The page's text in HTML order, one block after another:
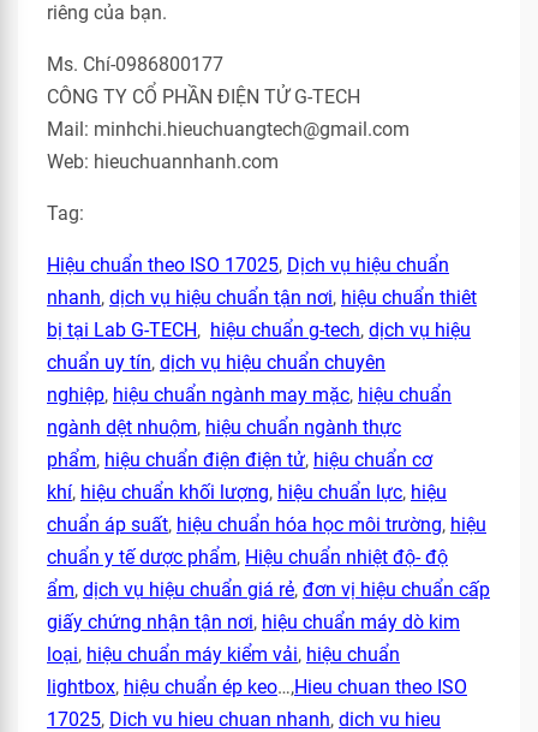
riêng của bạn.
Ms. Chí-0986800177
CÔNG TY CỔ PHẦN ĐIỆN TỬ G-TECH
Mail: minhchi.hieuchuangtech@gmail.com
Web: hieuchuannhanh.com
Tag:
Hiệu chuẩn theo ISO 17025, Dịch vụ hiệu chuẩn
nhanh, dịch vụ hiệu chuẩn tận nơi, hiệu chuẩn thiêt
bị tại Lab G-TECH, hiệu chuẩn g-tech, dịch vụ hiệu
chuẩn uy tín, dịch vụ hiệu chuẩn chuyên
nghiệp, hiệu chuẩn ngành may mặc, hiệu chuẩn
ngành dệt nhuộm, hiệu chuẩn ngành thực
phẩm, hiệu chuẩn điện điện tử, hiệu chuẩn cơ
khí, hiệu chuẩn khối lượng, hiệu chuẩn lực, hiệu
chuẩn áp suất, hiệu chuẩn hóa học môi trường, hiệu
chuẩn y tế dược phẩm, Hiệu chuẩn nhiệt độ- độ
ẩm, dịch vụ hiệu chuẩn giá rẻ, đơn vị hiệu chuẩn cấp
giấy chứng nhận tận nơi, hiệu chuẩn máy dò kim
loại, hiệu chuẩn máy kiểm vải, hiệu chuẩn
lightbox, hiệu chuẩn ép keo…,Hieu chuan theo ISO
17025, Dich vu hieu chuan nhanh, dich vu hieu